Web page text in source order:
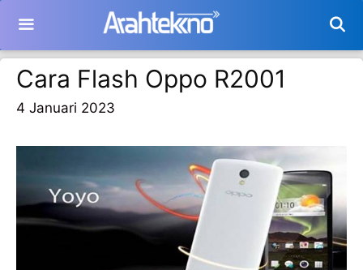
isi
Cara Flash Oppo R2001
4 Januari 2023